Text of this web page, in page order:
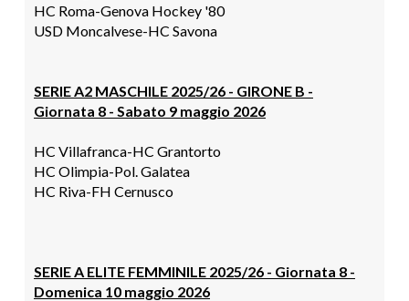
HC Roma-Genova Hockey '80
USD Moncalvese-HC Savona
SERIE A2 MASCHILE 2025/26 - GIRONE B -
Giornata 8 - Sabato 9 maggio 2026
HC Villafranca-HC Grantorto
HC Olimpia-Pol. Galatea
HC Riva-FH Cernusco
SERIE A ELITE FEMMINILE 2025/26 - Giornata 8 -
Domenica 10 maggio 2026